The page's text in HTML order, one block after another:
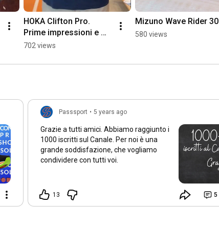
HOKA Clifton Pro.
Prime impressioni e
confronto con Clifton
702 views
Mizuno Wave Rider 30
580 views
Passsport • 5 years ago
Grazie a tutti amici. Abbiamo raggiunto i
1000 iscritti sul Canale. Per noi è una
grande soddisfazione, che vogliamo
condividere con tutti voi.
13 5